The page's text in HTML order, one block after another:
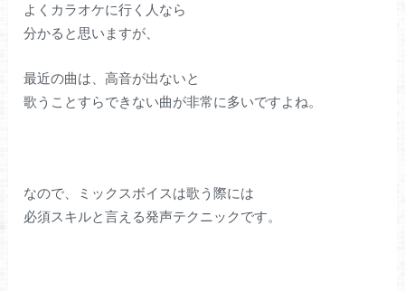
よくカラオケに行く人なら
分かると思いますが、
最近の曲は、高音が出ないと
歌うことすらできない曲が非常に多いですよね。
なので、ミックスボイスは歌う際には
必須スキルと言える発声テクニックです。